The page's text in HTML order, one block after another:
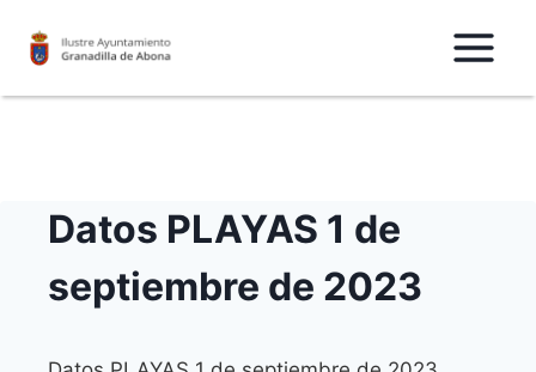
Datos PLAYAS 1 de
septiembre de 2023